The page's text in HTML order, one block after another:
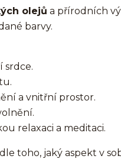
olejů a přírodních
barvy.
srdce.
a vnitřní prostor.
relaxaci a meditaci.
toho, jaký aspekt v